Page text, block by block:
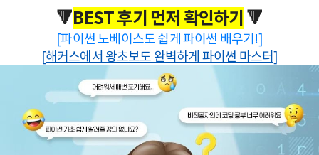
🔻BEST 후기 먼저 확인하기 🔻
[파이썬 노베이스도 쉽게 파이썬 배우기!]
[해커스에서 왕초보도 완벽하게 파이썬 마스터]